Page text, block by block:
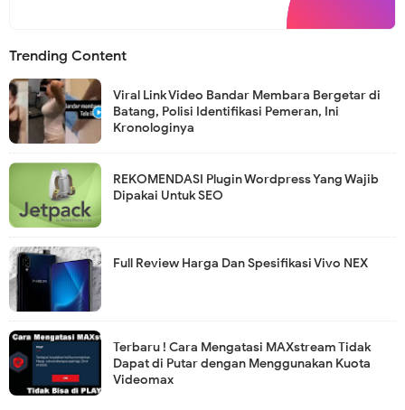
Trending Content
Viral Link Video Bandar Membara Bergetar di
Batang, Polisi Identifikasi Pemeran, Ini
Kronologinya
REKOMENDASI Plugin Wordpress Yang Wajib
Dipakai Untuk SEO
Full Review Harga Dan Spesifikasi Vivo NEX
Terbaru ! Cara Mengatasi MAXstream Tidak
Dapat di Putar dengan Menggunakan Kuota
Videomax